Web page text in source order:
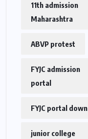
11th admission
Maharashtra
ABVP protest
FYJC admission
portal
FYJC portal down
junior college